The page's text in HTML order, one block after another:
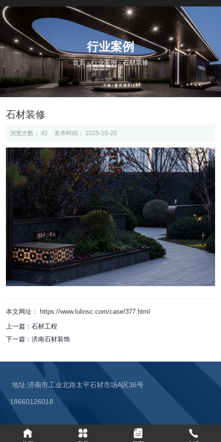
行业案例
首页-行业案例 -石材装修
石材装修
浏览次数： 42 发布时间： 2025-10-20
本文网址： https://www.lulinsc.com/case/377.html
上一篇： 石材工程
下一篇： 济南石材装饰
地址:济南市工业北路太平石材市场A区36号
18660126018